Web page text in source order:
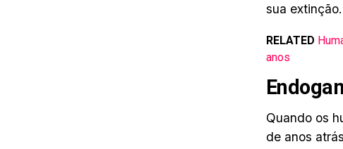
sua extinção.
RELATED
anos
Quando os
de anos